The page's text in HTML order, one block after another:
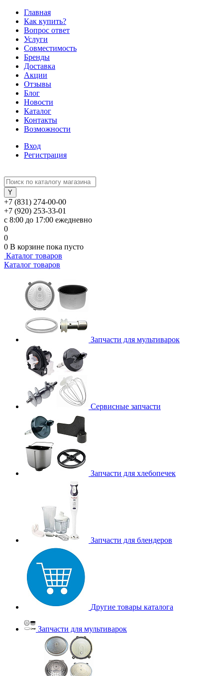
Главная
Как купить?
Вопрос ответ
Услуги
Совместимость
Бренды
Доставка
Акции
Отзывы
Блог
Новости
Каталог
Контакты
Возможности
Вход
Регистрация
+7 (831) 274-00-00
+7 (920) 253-33-01
с 8:00 до 17:00 ежедневно
0
0
0 В корзине пока пусто
Каталог товаров
Каталог товаров
Запчасти для мультиварок
Сервисные запчасти
Запчасти для хлебопечек
Запчасти для блендеров
Другие товары каталога
Запчасти для мультиварок